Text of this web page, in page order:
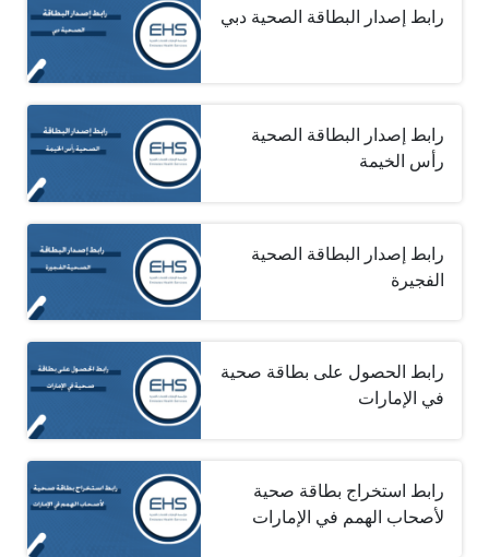
رابط إصدار البطاقة الصحية دبي
رابط إصدار البطاقة الصحية
رأس الخيمة
رابط إصدار البطاقة الصحية
الفجيرة
رابط الحصول على بطاقة صحية
في الإمارات
رابط استخراج بطاقة صحية
لأصحاب الهمم في الإمارات